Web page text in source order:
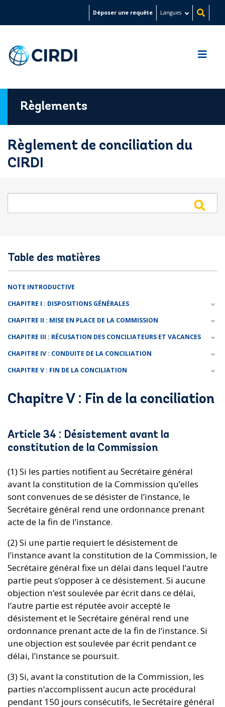
Déposer une requête Langues
Règlements
Règlement de conciliation du
CIRDI
Chapitre V : Fin de la conciliation
Article 34 : Désistement avant la
constitution de la Commission
(1) Si les parties notifient au Secrétaire général
avant la constitution de la Commission qu’elles
sont convenues de se désister de l’instance, le
Secrétaire général rend une ordonnance prenant
acte de la fin de l’instance.
(2) Si une partie requiert le désistement de
l’instance avant la constitution de la Commission, le
Secrétaire général fixe un délai dans lequel l’autre
partie peut s’opposer à ce désistement. Si aucune
objection n’est soulevée par écrit dans ce délai,
l’autre partie est réputée avoir accepté le
désistement et le Secrétaire général rend une
ordonnance prenant acte de la fin de l’instance. Si
une objection est soulevée par écrit pendant ce
délai, l’instance se poursuit.
(3) Si, avant la constitution de la Commission, les
parties n’accomplissent aucun acte procédural
pendant 150 jours consécutifs, le Secrétaire général
Table des matières
NOTE INTRODUCTIVE
CHAPITRE I : DISPOSITIONS GÉNÉRALES
CHAPITRE II : MISE EN PLACE DE LA COMMISSION
CHAPITRE III : RÉCUSATION DES CONCILIATEURS ET VACANCES
CHAPITRE IV : CONDUITE DE LA CONCILIATION
CHAPITRE V : FIN DE LA CONCILIATION